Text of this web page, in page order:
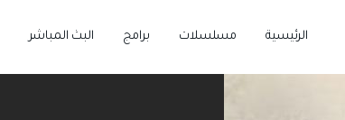
الرئيسية مسلسلات برامج البث المباشر